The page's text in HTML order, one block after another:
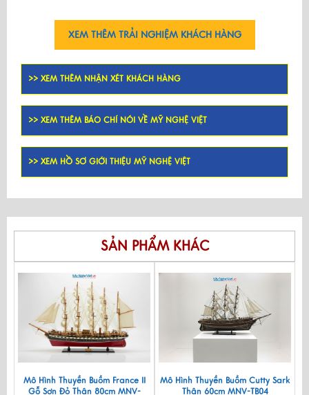
XEM THÊM TRẢI NGHIỆM KHÁCH HÀNG
>> XEM THÊM NHẬN XÉT KHÁCH HÀNG
>> XEM THÊM BÁO CHÍ NÓI VỀ MỸ NGHỆ VIỆT
>> XEM HỒ SƠ GIỚI THIỆU MỸ NGHỆ VIỆT
SẢN PHẨM KHÁC
Mô Hình Thuyền Buồm France II
Gỗ Sơn Đỏ Thân 80cm MNV-
Mô Hình Thuyền Buồm Cutty Sark
Thân 60cm MNV-TB04